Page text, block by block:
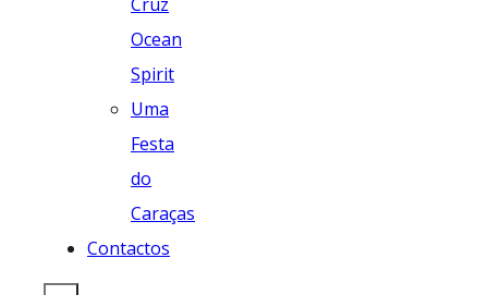
Ocean
Spirit
Uma
Festa
do
Caraças
Contactos